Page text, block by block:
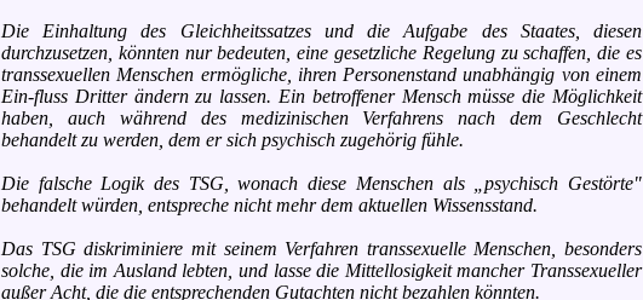
Die Einhaltung des Gleichheitssatzes und die Aufgabe des Staates, diesen
durchzusetzen, könnten nur bedeuten, eine gesetzliche Regelung zu schaffen, die es
transsexuellen Menschen ermögliche, ihren Personenstand unabhängig von einem
Ein-fluss Dritter ändern zu lassen. Ein betroffener Mensch müsse die Möglichkeit
haben, auch während des medizinischen Verfahrens nach dem Geschlecht
behandelt zu werden, dem er sich psychisch zugehörig fühle.
Die falsche Logik des TSG, wonach diese Menschen als „psychisch Gestörte"
behandelt würden, entspreche nicht mehr dem aktuellen Wissensstand.
Das TSG diskriminiere mit seinem Verfahren transsexuelle Menschen, besonders
solche, die im Ausland lebten, und lasse die Mittellosigkeit mancher Transsexueller
außer Acht, die die entsprechenden Gutachten nicht bezahlen könnten.